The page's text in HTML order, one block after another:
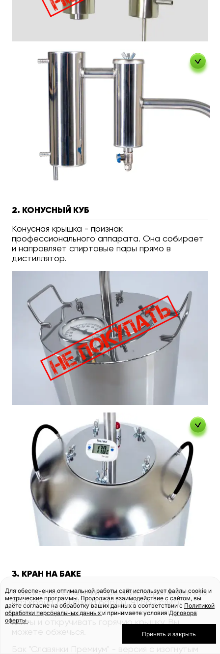
2. КОНУСНЫЙ КУБ
Конусная крышка - признак
профессионального аппарата. Она собирает
и направляет спиртовые пары прямо в
дистиллятор.
3. КРАН НА БАКЕ
У аналогов "Славянки Премиум" перегонный куб
без крана для слива барды. Чтобы слить
кипящую брагу, придется снимать аппарат с
плиты и откручивать горячую крышку. Вы
можете обжечься.
Бак "Славянки Премиум" - версия с изогнутым
Для обеспечения оптимальной работы сайт использует файлы cookie и
метрические программы. Продолжая взаимодействие с сайтом, вы
даёте согласие на обработку ваших данных в соответствии с Политикой
обработки персональных данныхи принимаете условияДоговора
оферты.
Принять и закрыть